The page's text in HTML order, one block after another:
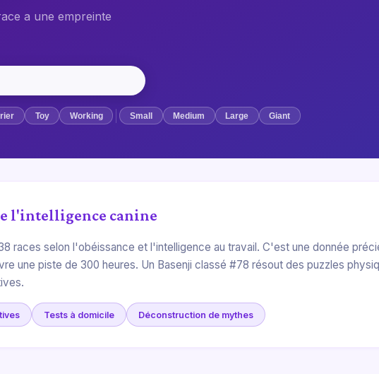
a une empreinte
Toy Working Small Medium Large Giant
l'intelligence canine
races selon l'obéissance et l'intelligence au travail. C'est une donnée
une piste de 300 heures. Un Basenji classé #78 résout des puzzles
Tests à domicile Déconstruction de mythes